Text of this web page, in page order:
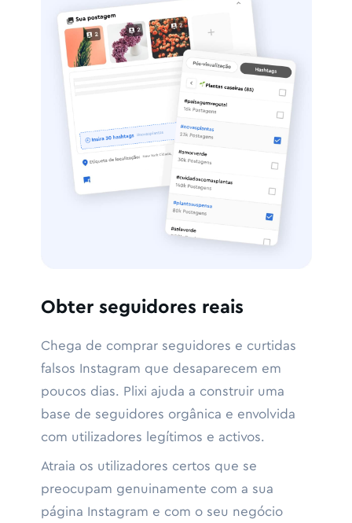
Obter seguidores reais
Chega de comprar seguidores e curtidas
falsos Instagram que desaparecem em
poucos dias. Plixi ajuda a construir uma
base de seguidores orgânica e envolvida
com utilizadores legítimos e activos.
Atraia os utilizadores certos que se
preocupam genuinamente com a sua
página Instagram e com o seu negócio